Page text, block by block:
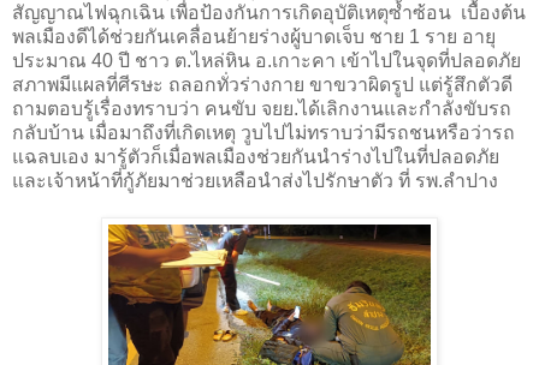
สัญญาณไฟฉุกเฉิน เพื่อป้องกันการเกิดอุบัติเหตุซ้ำซ้อน เบื้องต้น
พลเมืองดีได้ช่วยกันเคลื่อนย้ายร่างผู้บาดเจ็บ ชาย 1 ราย อายุ
ประมาณ 40 ปี ชาว ต.ไหล่หิน อ.เกาะคา เข้าไปในจุดที่ปลอดภัย
สภาพมีแผลที่ศีรษะ ถลอกทั่วร่างกาย ขาขวาผิดรูป แต่รู้สึกตัวดี
ถามตอบรู้เรื่องทราบว่า คนขับ จยย.ได้เลิกงานและกำลังขับรถ
กลับบ้าน เมื่อมาถึงที่เกิดเหตุ วูบไปไม่ทราบว่ามีรถชนหรือว่ารถ
แฉลบเอง มารู้ตัวก็เมื่อพลเมืองช่วยกันนำร่างไปในที่ปลอดภัย
และเจ้าหน้าที่กู้ภัยมาช่วยเหลือนำส่งไปรักษาตัว ที่ รพ.ลำปาง